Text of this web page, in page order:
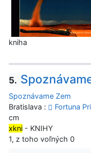
kniha
5.
Spoznávame Zem
Bratislava :
Fortuna
cm
xkni - KNIHY
1, z toho voľných 0